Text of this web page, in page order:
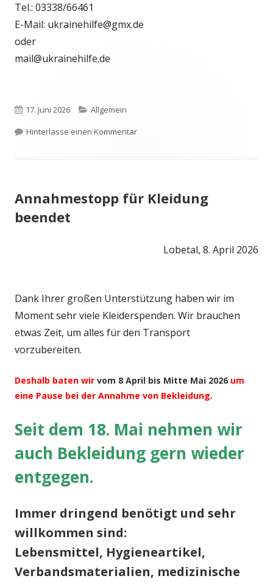
Tel.: 03338/66461
E-Mail: ukrainehilfe@gmx.de
oder
mail@ukrainehilfe.de
Veröffentlicht
am
17. Juni 2026 Kategorien
Allgemein
Hinterlasse einen Kommentarzu Besonders benötigt werden
Annahmestopp für Kleidung
beendet
Lobetal, 8. April 2026
Dank Ihrer großen Unterstützung haben wir im
Moment sehr viele Kleiderspenden. Wir brauchen
etwas Zeit, um alles für den Transport
vorzubereiten.
Deshalb baten wir vom 8 April bis Mitte Mai 2026 um
eine Pause bei der Annahme von Bekleidung.
Seit dem 18. Mai nehmen wir
auch Bekleidung gern wieder
entgegen.
Immer dringend benötigt und sehr
willkommen sind:
Lebensmittel, Hygieneartikel,
Verbandsmaterialien, medizinische